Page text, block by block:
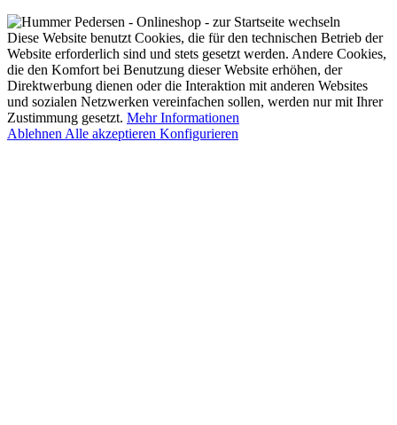
Diese Website benutzt Cookies, die für den technischen Betrieb der
Website erforderlich sind und stets gesetzt werden. Andere Cookies,
die den Komfort bei Benutzung dieser Website erhöhen, der
Direktwerbung dienen oder die Interaktion mit anderen Websites
und sozialen Netzwerken vereinfachen sollen, werden nur mit Ihrer
Zustimmung gesetzt. Mehr Informationen
Ablehnen Alle akzeptieren Konfigurieren